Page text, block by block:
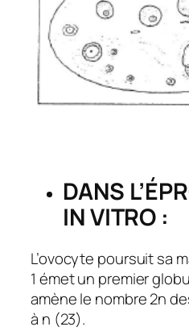
DANS
IN VITRO :
L’ovocyte poursuit sa
1 émet un premier
amène le nombre 2n
à n (23).